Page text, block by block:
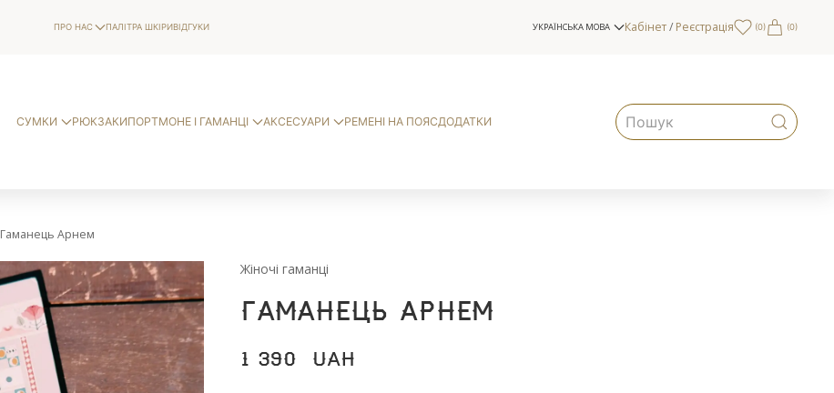
ПРО НАС ПАЛІТРА ШКІРИВІДГУКИ УКРАЇНСЬКА МОВА Кабінет/Реєстрація (0) (0)
СУМКИ РЮКЗАКИПОРТМОНЕ І ГАМАНЦІ АКСЕСУАРИ РЕМЕНІ НА ПОЯСДОДАТКИ
Гаманець Арнем
Жіночі гаманці
Гаманець Арнем
1 390 UAH